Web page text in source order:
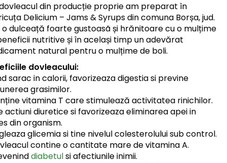
din producție proprie am preparat în
Delicium – Jams & Syrups din comuna Borșa, jud.
o dulceață foarte gustoasã și hrănitoare cu o mulțime
nutritive și în același timp un adevărat
natural pentru o mulțime de boli.
dovleacului:
sarac in calorii, favorizeaza digestia si previne
grasimilor.
vitamina T care stimulează activitatea rinichilor.
actiuni diuretice si favorizeaza eliminarea apei in
din organism.
glicemia si tine nivelul colesterolului sub control.
contine o cantitate mare de vitamina A.
diabetulsi afectiunile inimii.